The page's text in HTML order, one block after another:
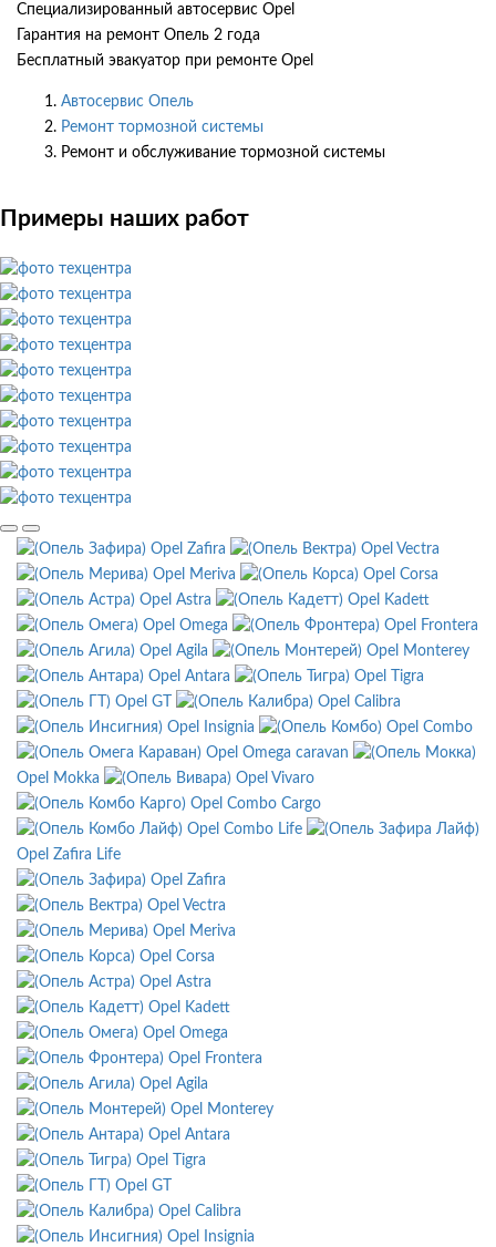
Специализированный автосервис Opel
Гарантия на ремонт Опель 2 года
Бесплатный эвакуатор при ремонте Opel
Автосервис Опель
Ремонт тормозной системы
Ремонт и обслуживание тормозной системы
Примеры наших работ
Opel Zafira
Opel Vectra
Opel Meriva
Opel Corsa
Opel Astra
Opel Kadett
Opel Omega
Opel Frontera
Opel Agila
Opel Monterey
Opel Antara
Opel Tigra
Opel GT
Opel Calibra
Opel Insignia
Opel Combo
Opel Omega caravan
Opel Mokka
Opel Vivaro
Opel Combo Cargo
Opel Combo Life
Opel Zafira Life
Opel Zafira
Opel Vectra
Opel Meriva
Opel Corsa
Opel Astra
Opel Kadett
Opel Omega
Opel Frontera
Opel Agila
Opel Monterey
Opel Antara
Opel Tigra
Opel GT
Opel Calibra
Opel Insignia